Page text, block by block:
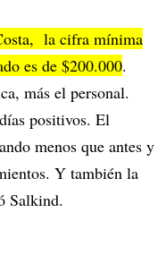
la cifra mínima
es de $200.000.
más el personal.
positivos. El
menos que antes y
Y también la
Salkind.